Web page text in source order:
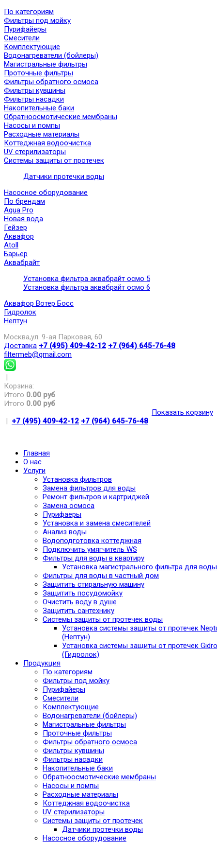
По категориям
Фильтры под мойку
Пурифайеры
Смесители
Комплектующие
Водонагреватели (бойлеры)
Магистральные фильтры
Проточные фильтры
Фильтры обратного осмоса
Фильтры кувшины
Фильтры насадки
Накопительные баки
Обратноосмотические мембраны
Насосы и помпы
Расходные материалы
Коттеджная водоочистка
UV стерилизаторы
Системы защиты от протечек
Датчики протечки воды
Насосное оборудование
По брендам
Aqua Pro
Новая вода
Гейзер
Аквафор
Atoll
Барьер
Аквабрайт
Установка фильтра аквабрайт осмо 5
Установка фильтра аквабрайт осмо 6
Аквафор Вотер Босс
Гидролок
Нептун
Москва,ул. 9-ая Парковая, 60
Доставка +7 (495) 409-42-12 +7 (964) 645-76-48
filtermeb@gmail.com
|
Корзина:
Итого 0.00 руб
Итого 0.00 руб
Показать корзину
| +7 (495) 409-42-12 +7 (964) 645-76-48
Главная
О нас
Услуги
Установка фильтров
Замена фильтров для воды
Ремонт фильтров и картриджей
Замена осмоса
Пурифаеры
Установка и замена смесителей
Анализ воды
Водоподготовка коттеджная
Подключить умягчитель WS
Фильтры для воды в квартиру
Установка магистрального фильтра для воды
Фильтры для воды в частный дом
Защитить стиральную машину
Защитить посудомойку
Очистить воду в душе
Защитить сантехнику
Системы защиты от протечек воды
Установка системы защиты от протечек
(Нептун)
Установка системы защиты от протечек
(Гидролок)
Продукция
По категориям
Фильтры под мойку
Пурифайеры
Смесители
Комплектующие
Водонагреватели (бойлеры)
Магистральные фильтры
Проточные фильтры
Фильтры обратного осмоса
Фильтры кувшины
Фильтры насадки
Накопительные баки
Обратноосмотические мембраны
Насосы и помпы
Расходные материалы
Коттеджная водоочистка
UV стерилизаторы
Системы защиты от протечек
Датчики протечки воды
Насосное оборудование